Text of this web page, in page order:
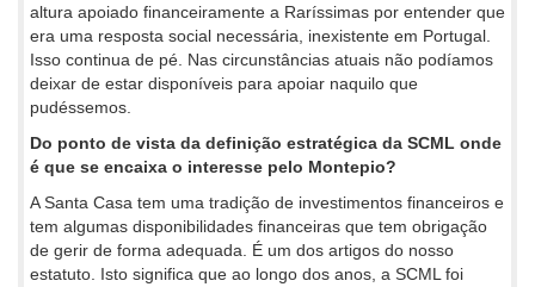
altura apoiado financeiramente a Raríssimas por entender que
era uma resposta social necessária, inexistente em Portugal.
Isso continua de pé. Nas circunstâncias atuais não podíamos
deixar de estar disponíveis para apoiar naquilo que
pudéssemos.
Do ponto de vista da definição estratégica da SCML onde
é que se encaixa o interesse pelo Montepio?
A Santa Casa tem uma tradição de investimentos financeiros e
tem algumas disponibilidades financeiras que tem obrigação
de gerir de forma adequada. É um dos artigos do nosso
estatuto. Isto significa que ao longo dos anos, a SCML foi